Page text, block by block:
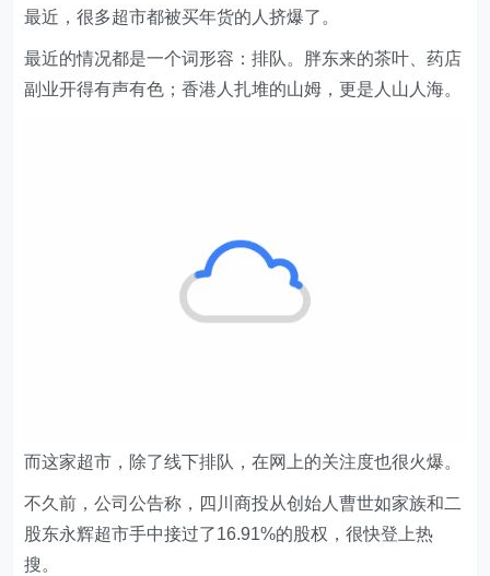
最近，很多超市都被买年货的人挤爆了。
最近的情况都是一个词形容：排队。胖东来的茶叶、药店
副业开得有声有色；香港人扎堆的山姆，更是人山人海。
股东永辉超市手中接过了16.91%的股权，很快登上热
搜。
别的超市破产卖身，一般人都不关心，然而，这个超市稍
微闹出点动静，很多人却急了。